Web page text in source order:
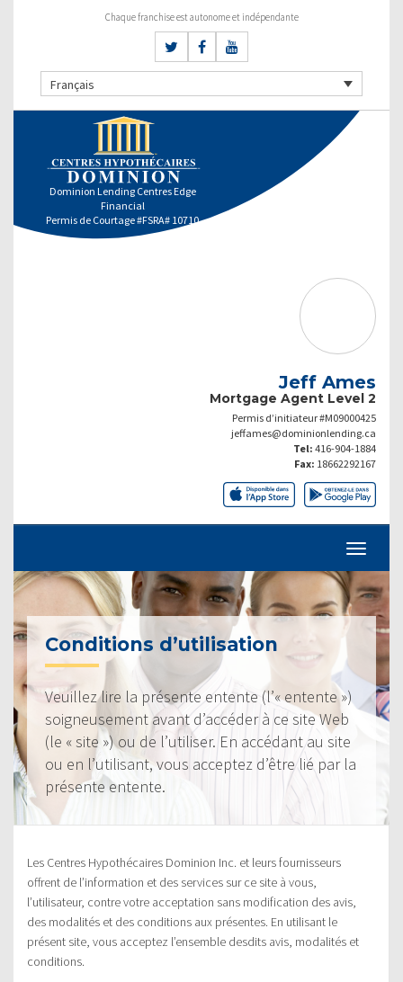
Chaque franchise est autonome et indépendante
Français
Dominion Lending Centres Edge
Financial
Permis de Courtage #FSRA# 10710
Jeff Ames
Mortgage Agent Level 2
Permis d’initiateur #M09000425
jeffames@dominionlending.ca
Tel: 416-904-1884
Fax: 18662292167
Conditions d’utilisation
Veuillez lire la présente entente (l’« entente »)
soigneusement avant d’accéder à ce site Web
(le « site ») ou de l’utiliser. En accédant au site
ou en l’utilisant, vous acceptez d’être lié par la
présente entente.
Les Centres Hypothécaires Dominion Inc. et leurs fournisseurs
offrent de l’information et des services sur ce site à vous,
l’utilisateur, contre votre acceptation sans modification des avis,
des modalités et des conditions aux présentes. En utilisant le
présent site, vous acceptez l’ensemble desdits avis, modalités et
conditions.